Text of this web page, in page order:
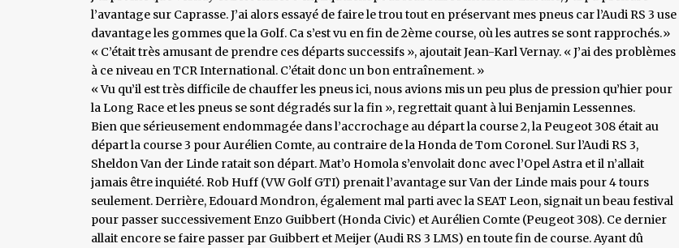
l’avantage sur Caprasse. J’ai alors essayé de faire le trou tout en préservant mes pneus car l’Audi RS 3 use
davantage les gommes que la Golf. Ca s’est vu en fin de 2ème course, où les autres se sont rapprochés.»
« C’était très amusant de prendre ces départs successifs », ajoutait Jean-Karl Vernay. « J’ai des problèmes
à ce niveau en TCR International. C’était donc un bon entraînement. »
« Vu qu’il est très difficile de chauffer les pneus ici, nous avions mis un peu plus de pression qu’hier pour
la Long Race et les pneus se sont dégradés sur la fin », regrettait quant à lui Benjamin Lessennes.
Bien que sérieusement endommagée dans l’accrochage au départ la course 2, la Peugeot 308 était au
départ la course 3 pour Aurélien Comte, au contraire de la Honda de Tom Coronel. Sur l’Audi RS 3,
Sheldon Van der Linde ratait son départ. Mat’o Homola s’envolait donc avec l’Opel Astra et il n’allait
jamais être inquiété. Rob Huff (VW Golf GTI) prenait l’avantage sur Van der Linde mais pour 4 tours
seulement. Derrière, Edouard Mondron, également mal parti avec la SEAT Leon, signait un beau festival
pour passer successivement Enzo Guibbert (Honda Civic) et Aurélien Comte (Peugeot 308). Ce dernier
allait encore se faire passer par Guibbert et Meijer (Audi RS 3 LMS) en toute fin de course. Ayant dû